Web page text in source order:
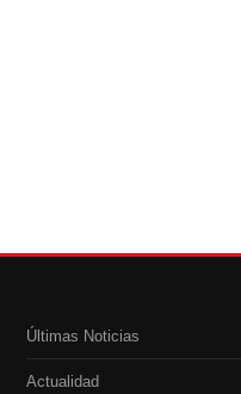
Últimas Noticias
Actualidad